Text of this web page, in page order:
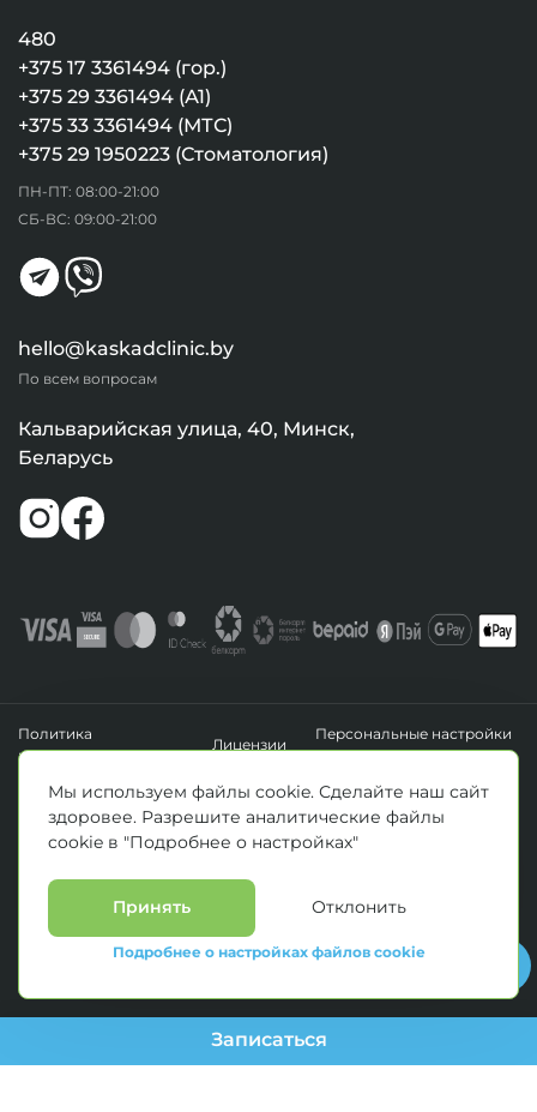
Записаться
480
+375 17 3361494 (гор.)
+375 29 3361494 (А1)
+375 33 3361494 (МТС)
+375 29 1950223 (Стоматология)
ПН-ПТ: 08:00-21:00
СБ-ВС: 09:00-21:00
hello@kaskadclinic.by
По всем вопросам
Кальварийская улица, 40, Минск,
Беларусь
Политика
конфиденциальности
Лицензии
Персональные настройки
файлов cookie
Зарегистрировано Минским горисполкомом 14.04.2020 г.
© Все права защищены 2026. ООО «Клиника Каскад»
Материалы, размещенные на данной странице, носят информационный
должны использовать их в качестве медицинских рекомендаций.
Определение диагноза и выбор методики лечения остается исключительной
прерогативой вашего лечащего врача! * Цены, указанные на сайте
приведены как справочная информация и не являются публичной офертой.
С полным прейскурантом на оказываемые медицинские услуги можно
Мы используем файлы cookie. Сделайте наш сайт
здоровее. Разрешите аналитические файлы
cookie в "Подробнее о настройках"
Принять Отклонить
Подробнее о настройках файлов cookie